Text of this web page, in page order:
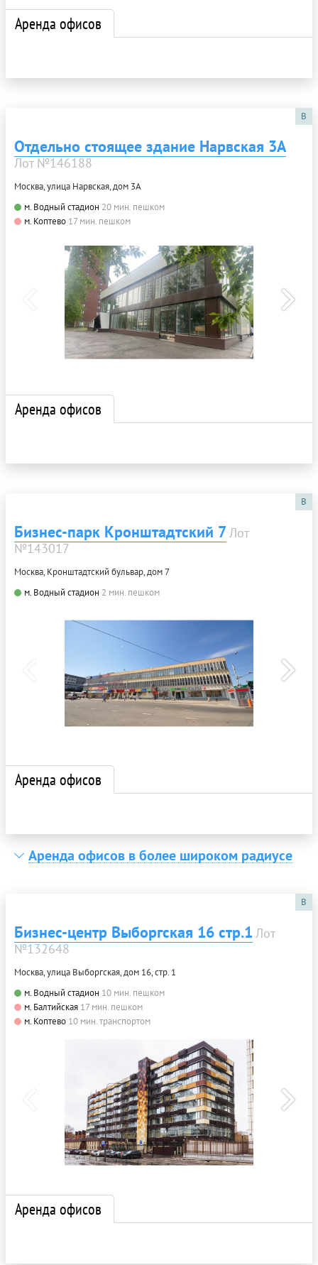
Аренда офисов
B
Отдельно стоящее здание Нарвская 3А
Лот №146188
Москва, улица Нарвская, дом 3А
м. Водный стадион 20 мин. пешком
м. Коптево 17 мин. пешком
Аренда офисов
B
Бизнес-парк Кронштадтский 7 Лот
№143017
Москва, Кронштадтский бульвар, дом 7
м. Водный стадион 2 мин. пешком
Аренда офисов
Аренда офисов в более широком радиусе
B
Бизнес-центр Выборгская 16 стр.1 Лот
№132648
Москва, улица Выборгская, дом 16, стр. 1
м. Водный стадион 10 мин. пешком
м. Балтийская 17 мин. пешком
м. Коптево 10 мин. транспортом
Аренда офисов